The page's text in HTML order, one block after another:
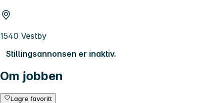
1540 Vestby
Stillingsannonsen er inaktiv.
Om jobben
Lagre favoritt